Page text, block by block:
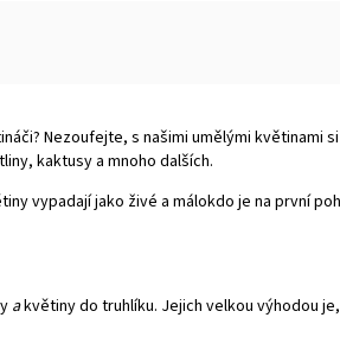
Nezoufejte, s našimi umělými květinami
kaktusy a mnoho dalších.
vypadají jako živé a málokdo je na první
akvětiny do truhlíku. Jejich velkou výhodou